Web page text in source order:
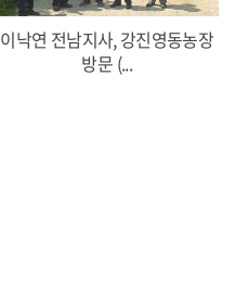
이낙연 전남지사, 강진영동농장
방문 (...